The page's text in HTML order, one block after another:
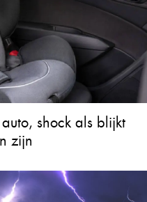
shock als blijkt
zijn